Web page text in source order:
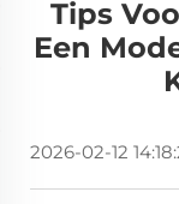
Tips
Een
2026-02-12